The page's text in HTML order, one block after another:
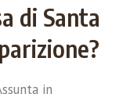
di Santa
in